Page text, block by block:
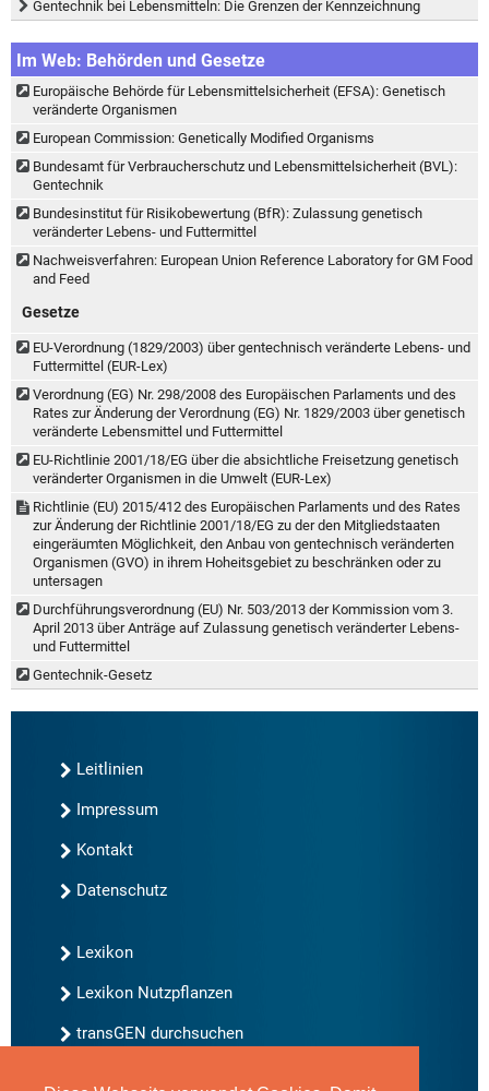
Gentechnik bei Lebensmitteln: Die Grenzen der Kennzeichnung
Im Web: Behörden und Gesetze
Europäische Behörde für Lebensmittelsicherheit (EFSA): Genetisch
veränderte Organismen
European Commission: Genetically Modified Organisms
Bundesamt für Verbraucherschutz und Lebensmittelsicherheit (BVL):
Gentechnik
Bundesinstitut für Risikobewertung (BfR): Zulassung genetisch
veränderter Lebens- und Futtermittel
Nachweisverfahren: European Union Reference Laboratory for GM Food
and Feed
Gesetze
EU-Verordnung (1829/2003) über gentechnisch veränderte Lebens- und
Futtermittel (EUR-Lex)
Verordnung (EG) Nr. 298/2008 des Europäischen Parlaments und des
Rates zur Änderung der Verordnung (EG) Nr. 1829/2003 über genetisch
veränderte Lebensmittel und Futtermittel
EU-Richtlinie 2001/18/EG über die absichtliche Freisetzung genetisch
veränderter Organismen in die Umwelt (EUR-Lex)
Richtlinie (EU) 2015/412 des Europäischen Parlaments und des Rates
zur Änderung der Richtlinie 2001/18/EG zu der den Mitgliedstaaten
eingeräumten Möglichkeit, den Anbau von gentechnisch veränderten
Organismen (GVO) in ihrem Hoheitsgebiet zu beschränken oder zu
untersagen
Durchführungsverordnung (EU) Nr. 503/2013 der Kommission vom 3.
April 2013 über Anträge auf Zulassung genetisch veränderter Lebens-
und Futtermittel
Gentechnik-Gesetz
Leitlinien
Impressum
Kontakt
Datenschutz
Lexikon
Lexikon Nutzpflanzen
transGEN durchsuchen